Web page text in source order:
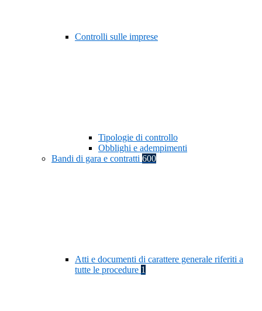
Controlli sulle imprese
Tipologie di controllo
Obblighi e adempimenti
Bandi di gara e contratti 600
Atti e documenti di carattere generale riferiti a
tutte le procedure 1